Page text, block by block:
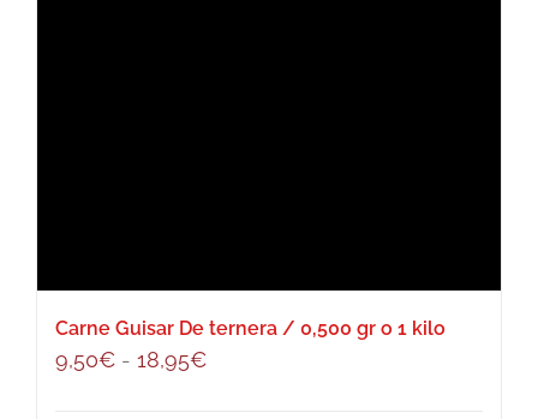
Carne Guisar De ternera / 0,500 gr o 1 kilo
9,50€ - 18,95€Rango